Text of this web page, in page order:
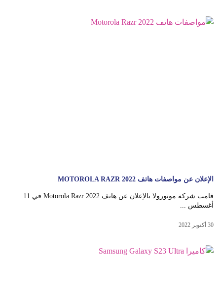
الإعلان عن مواصفات هاتف MOTOROLA RAZR 2022
قامت شركة موتورولا بالإعلان عن هاتف Motorola Razr 2022 في 11
أغسطس ...
30 أكتوبر 2022